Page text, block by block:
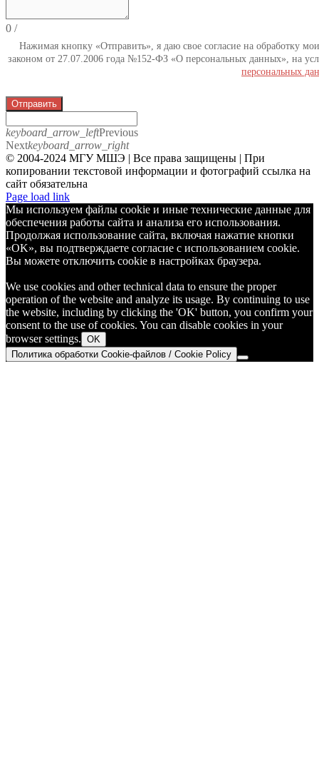
0 /
Нажимая кнопку «Отправить», я даю свое согласие на обработку
законом от 27.07.2006 года №152-ФЗ «О персональных данных», на
персональных
Отправить
keyboard_arrow_leftPrevious
Nextkeyboard_arrow_right
© 2004-2024 МГУ МШЭ | Все права защищены | При
копировании текстовой информации и фотографий ссылка на
сайт обязательна
Telegram
Page load link
Мы используем файлы cookie и иные технические данные для
обеспечения работы сайта и анализа его использования.
Продолжая использование сайта, включая нажатие кнопки
«OK», вы подтверждаете согласие с использованием cookie.
Вы можете отключить cookie в настройках браузера.
We use cookies and other technical data to ensure the proper
operation of the website and analyze its usage. By continuing to use
the website, including by clicking the 'OK' button, you confirm your
consent to the use of cookies. You can disable cookies in your
browser settings. OK
Политика обработки Cookie-файлов / Cookie Policy